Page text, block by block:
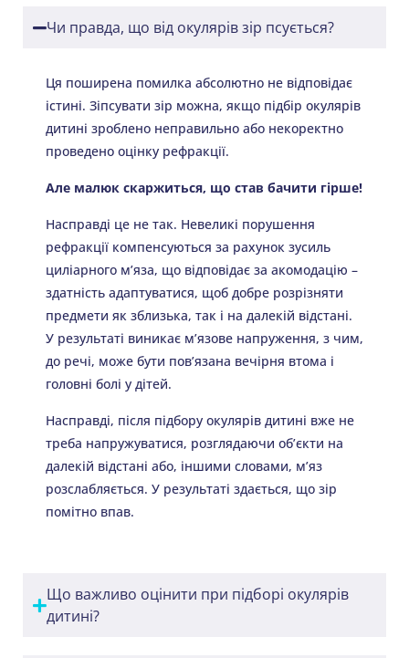
Чи правда, що від окулярів зір псується?
Ця поширена помилка абсолютно не відповідає
істині. Зіпсувати зір можна, якщо підбір окулярів
дитині зроблено неправильно або некоректно
проведено оцінку рефракції.
Але малюк скаржиться, що став бачити гірше!
Насправді це не так. Невеликі порушення
рефракції компенсуються за рахунок зусиль
циліарного м’яза, що відповідає за акомодацію –
здатність адаптуватися, щоб добре розрізняти
предмети як зблизька, так і на далекій відстані.
У результаті виникає м’язове напруження, з чим,
до речі, може бути пов’язана вечірня втома і
головні болі у дітей.
Насправді, після підбору окулярів дитині вже не
треба напружуватися, розглядаючи об’єкти на
далекій відстані або, іншими словами, м’яз
розслабляється. У результаті здається, що зір
помітно впав.
Що важливо оцінити при підборі окулярів
дитині?